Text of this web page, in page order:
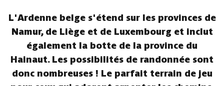
L'Ardenne belge s'étend sur les provinces de
Namur, de Liège et de Luxembourg et inclut
également la botte de la province du
Hainaut. Les possibilités de randonnée sont
donc nombreuses ! Le parfait terrain de jeu